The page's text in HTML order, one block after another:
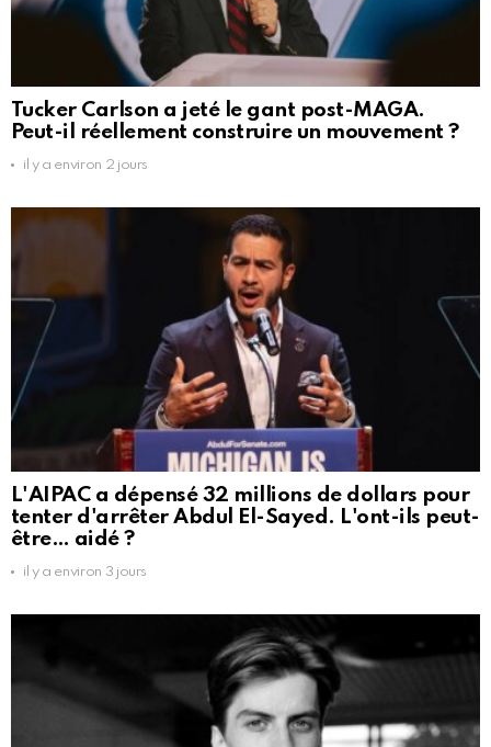
Tucker Carlson a jeté le gant post-MAGA.
Peut-il réellement construire un mouvement ?
il y a environ 2 jours
L'AIPAC a dépensé 32 millions de dollars pour
tenter d'arrêter Abdul El-Sayed. L'ont-ils peut-
être… aidé ?
il y a environ 3 jours